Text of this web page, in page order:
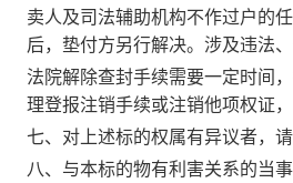
卖人及司法辅助机构不作过户的
后，垫付方另行解决。 涉及违法
法院解除查封手续需要一定时间
理登报注销手续或注销他项权证
七、对上述标的权属有异议者，
八、与本标的物有利害关系的当